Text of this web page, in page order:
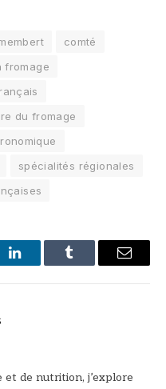
comté
fromage
du fromage
spécialités régionales
LinkedInTumblr Email
et de nutrition, j’explore